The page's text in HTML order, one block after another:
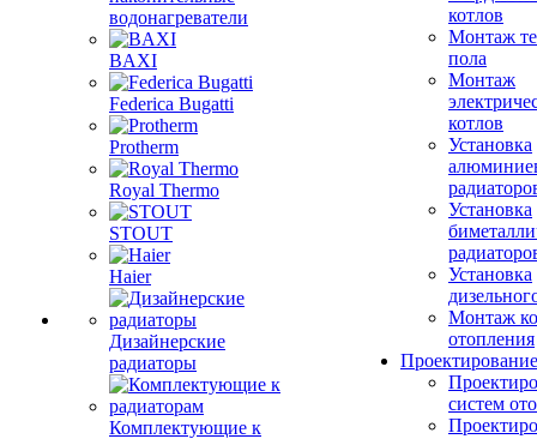
водонагреватели
BAXI
Federica Bugatti
Protherm
Royal Thermo
STOUT
Haier
Дизайнерские
радиаторы
Комплектующие к
котлов
Монтаж
пола
Монтаж
котлов
Установка
Установка
Установка
Монтаж
отопления
Проектирование
систем